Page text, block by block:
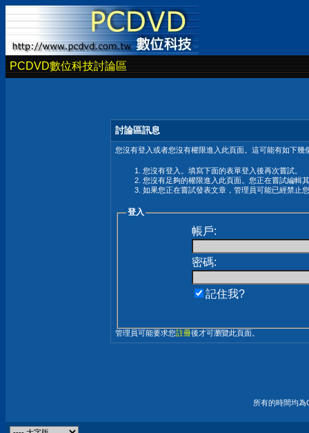
PCDVD數位科技討論區
討論區訊息
您沒有登入或者您沒有權限進入此頁面。這可能有如下幾
您沒有登入。填寫下面的表單登入後再次嘗試。
您沒有足夠的權限進入此頁面。您正在嘗試編輯
如果您正在嘗試發表文章，管理員可能已經禁止
登入
帳戶:
密碼:
記住我?
管理員可能要求您註冊後才可瀏覽此頁面。
所有的時間均為